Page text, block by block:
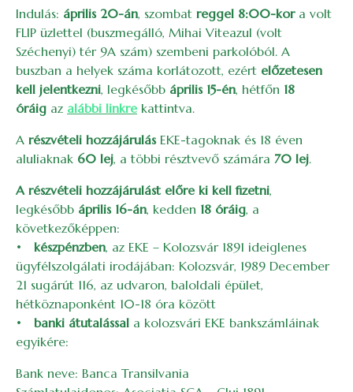
Indulás: április 20-án, szombat reggel 8:00-kora volt
FLIP üzlettel (buszmegálló, Mihai Viteazul (volt
Széchenyi) tér 9A szám) szembeni parkolóból. A
buszban a helyek száma korlátozott, ezért előzetesen
kell jelentkezni, legkésőbb április 15-én, hétfőn 18
óráig az alábbi linkre kattintva.
A részvételi hozzájárulás EKE-tagoknak és 18 éven
aluliaknak 60 lej, a többi résztvevő számára 70 lej.
A részvételi hozzájárulást előre ki kell fizetni,
legkésőbb április 16-án, kedden 18 óráig, a
következőképpen:
• készpénzben, az EKE – Kolozsvár 1891 ideiglenes
ügyfélszolgálati irodájában: Kolozsvár, 1989 December
21 sugárút 116, az udvaron, baloldali épület,
hétköznaponként 10-18 óra között
• banki átutalással a kolozsvári EKE bankszámláinak
egyikére:
Bank neve: Banca Transilvania